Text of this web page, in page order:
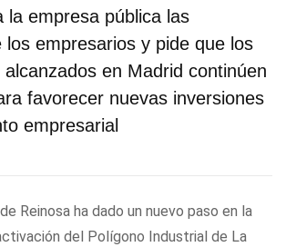
la empresa pública las
los empresarios y pide que los
en Madrid continúen
favorecer nuevas inversiones
empresarial
Reinosa ha dado un nuevo paso en la
del Polígono Industrial de La